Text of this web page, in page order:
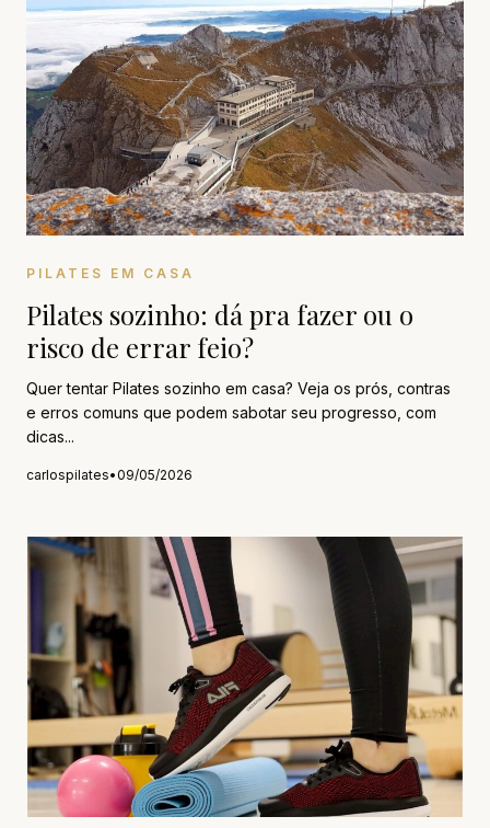
PILATES EM CASA
Pilates sozinho: dá pra fazer ou o
risco de errar feio?
Quer tentar Pilates sozinho em casa? Veja os prós, contras
e erros comuns que podem sabotar seu progresso, com
dicas...
carlospilates•09/05/2026